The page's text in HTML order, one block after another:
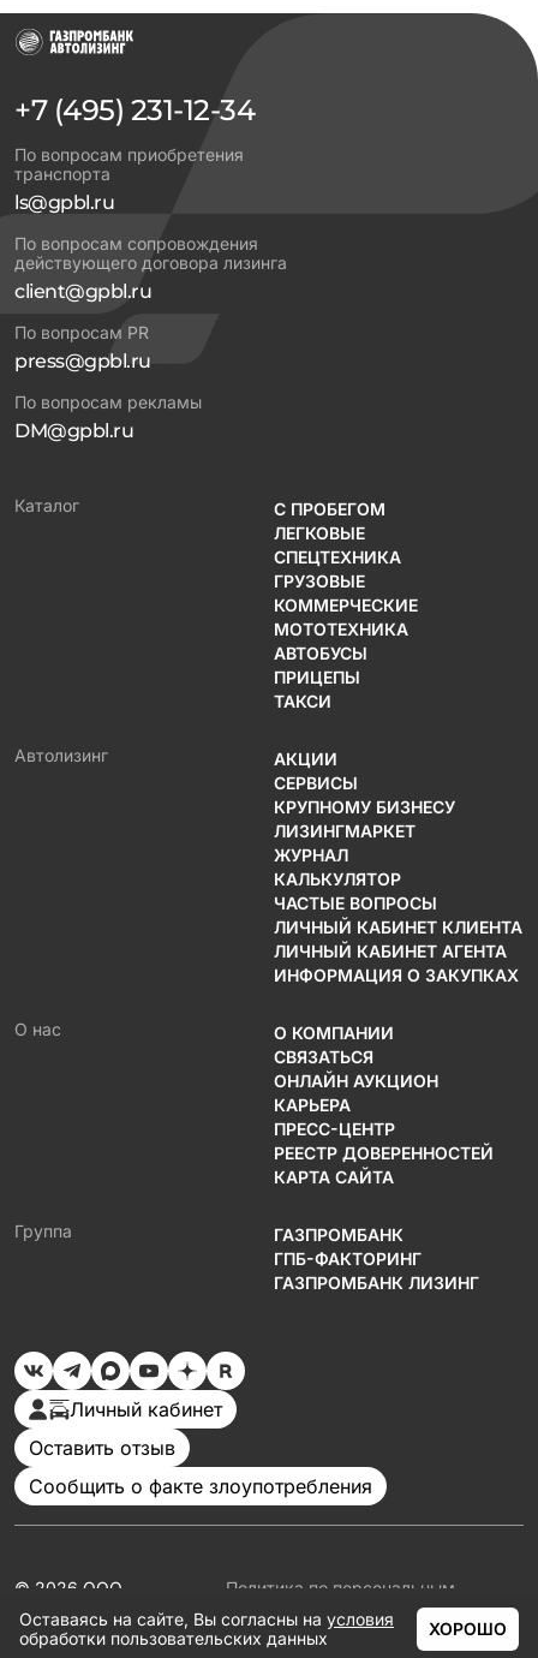
ГЛАВНАЯ КАТАЛОГ АКЦИИ КАЛЬКУЛЯТОР
Оставаясь на сайте, Вы согласны на условия
обработки пользовательских данных
ХОРОШО
+7 (495) 231-12-34
По вопросам приобретения
транспорта
ls@gpbl.ru
По вопросам сопровождения
действующего договора лизинга
client@gpbl.ru
По вопросам PR
press@gpbl.ru
По вопросам рекламы
DM@gpbl.ru
Каталог
С ПРОБЕГОМ
ЛЕГКОВЫЕ
СПЕЦТЕХНИКА
ГРУЗОВЫЕ
КОММЕРЧЕСКИЕ
МОТОТЕХНИКА
АВТОБУСЫ
ПРИЦЕПЫ
ТАКСИ
Автолизинг
АКЦИИ
СЕРВИСЫ
КРУПНОМУ БИЗНЕСУ
ЛИЗИНГМАРКЕТ
ЖУРНАЛ
КАЛЬКУЛЯТОР
ЧАСТЫЕ ВОПРОСЫ
ЛИЧНЫЙ КАБИНЕТ КЛИЕНТА
ЛИЧНЫЙ КАБИНЕТ АГЕНТА
ИНФОРМАЦИЯ О ЗАКУПКАХ
О нас
О КОМПАНИИ
СВЯЗАТЬСЯ
ОНЛАЙН АУКЦИОН
КАРЬЕРА
ПРЕСС-ЦЕНТР
РЕЕСТР ДОВЕРЕННОСТЕЙ
КАРТА САЙТА
Группа
ГАЗПРОМБАНК
ГПБ-ФАКТОРИНГ
ГАЗПРОМБАНК ЛИЗИНГ
Личный кабинет
Оставить отзыв
Сообщить о факте злоупотребления
© 2026 ООО
Автолизинг»
Политика по персональным
Документация
Партнеры